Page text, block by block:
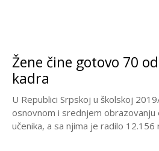
Žene čine gotovo 70
kadra
U Republici Srpskoj u školskoj
osnovnom i srednjem
učenika, a sa njima je radilo 12.156